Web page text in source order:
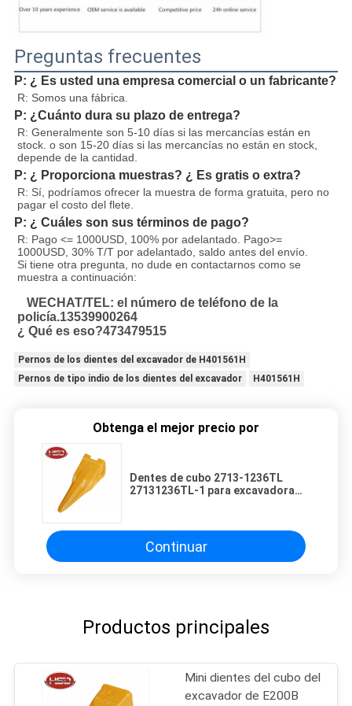
Preguntas frecuentes
P: ¿ Es usted una empresa comercial o un fabricante?
R: Somos una fábrica.
P: ¿Cuánto dura su plazo de entrega?
R: Generalmente son 5-10 días si las mercancías están en
stock. o son 15-20 días si las mercancías no están en stock,
depende de la cantidad.
P: ¿ Proporciona muestras? ¿ Es gratis o extra?
R: Sí, podríamos ofrecer la muestra de forma gratuita, pero no
pagar el costo del flete.
P: ¿ Cuáles son sus términos de pago?
R: Pago <= 1000USD, 100% por adelantado. Pago>=
1000USD, 30% T/T por adelantado, saldo antes del envío.
Si tiene otra pregunta, no dude en contactarnos como se
muestra a continuación:
WECHAT/TEL: el número de teléfono de la
policía.13539900264
¿ Qué es eso?473479515
Pernos de los dientes del excavador de H401561H
Pernos de tipo indio de los dientes del excavador
H401561H
Obtenga el mejor precio por
Dentes de cubo 2713-1236TL
27131236TL-1 para excavadora
Continuar
Productos principales
Mini dientes del cubo del
excavador de E200B